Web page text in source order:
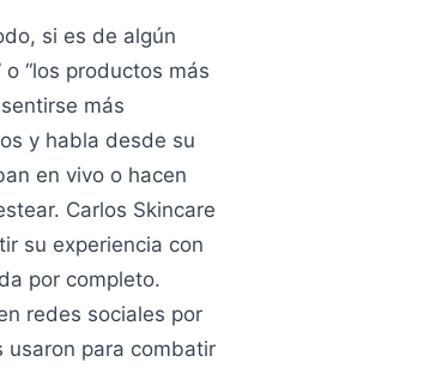
si es de algún
“los productos más
más
y habla desde su
en vivo o hacen
Carlos Skincare
su experiencia con
por completo.
redes sociales por
usaron para combatir